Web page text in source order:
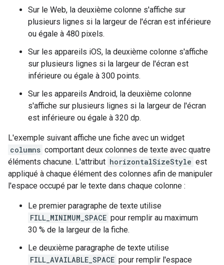
Sur le Web, la deuxième colonne s'affiche sur
plusieurs lignes si la largeur de l'écran est inférieure
ou égale à 480 pixels.
Sur les appareils iOS, la deuxième colonne s'affiche
sur plusieurs lignes si la largeur de l'écran est
inférieure ou égale à 300 points.
Sur les appareils Android, la deuxième colonne
s'affiche sur plusieurs lignes si la largeur de l'écran
est inférieure ou égale à 320 dp.
L'exemple suivant affiche une fiche avec un widget
columns comportant deux colonnes de texte avec quatre
éléments chacune. L'attribut horizontalSizeStyle est
appliqué à chaque élément des colonnes afin de manipuler
l'espace occupé par le texte dans chaque colonne :
Le premier paragraphe de texte utilise
FILL_MINIMUM_SPACE pour remplir au maximum
30 % de la largeur de la fiche.
Le deuxième paragraphe de texte utilise
FILL_AVAILABLE_SPACE pour remplir l'espace